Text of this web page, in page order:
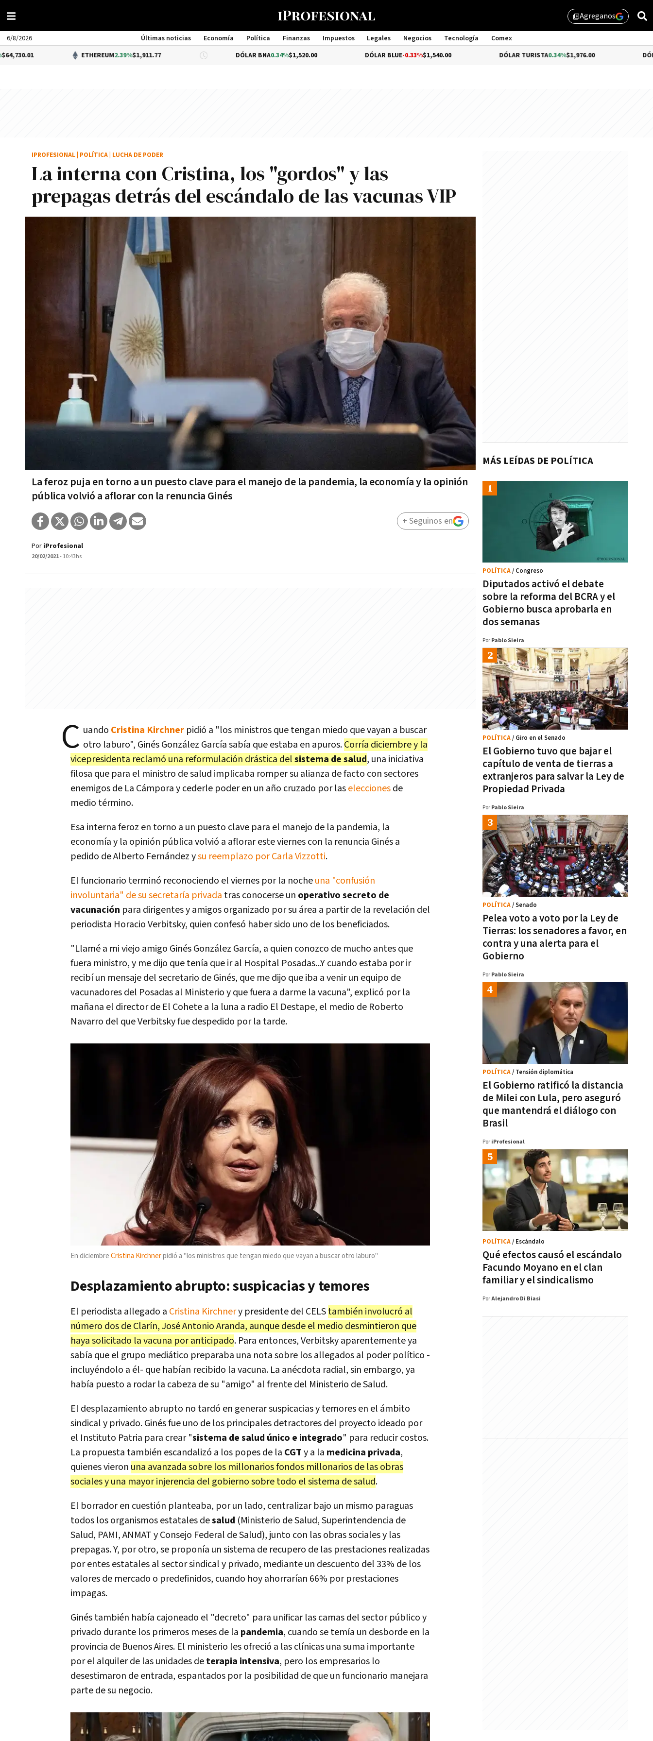
library_addAgreganos
6/8/2026 Últimas noticias Economía Política Finanzas Impuestos Legales Negocios Tecnología
Comex
Management
2.39%$1,911.77 DÓLAR BNA 0.34%$1,520.00 -0.33%$1,540.00 DÓLAR TURISTA0.34% $1,976.00 -0.54%
La interna con Cristina, los "gordos" y las
prepagas detrás del escándalo de las vacunas VIP
La feroz puja en torno a un puesto clave para el manejo de la pandemia, la economía y la opinión
pública volvió a aflorar con la renuncia Ginés
IPROFESIONAL POLÍTICA LUCHA DE PODER
Por iProfesional
20/02/2021- 10:43hs
+ Seguinos en
C uando Cristina Kirchner pidió a "los ministros que tengan miedo que vayan a buscar
otro laburo", Ginés González García sabía que estaba en apuros.Corría diciembre y la
vicepresidenta reclamó una reformulación drástica delsistema de salud, una iniciativa
filosa que para el ministro de salud implicaba romper su alianza de facto con sectores
enemigos de La Cámpora y cederle poder en un año cruzado por laseleccionesde
medio término.
Esa interna feroz en torno a un puesto clave para el manejo de la pandemia, la
economía y la opinión pública volvió a aflorar este viernes con la renuncia Ginés a
pedido de Alberto Fernández ysu reemplazo por Carla Vizzotti.
El funcionario terminó reconociendo el viernes por la nocheuna "confusión
involuntaria" de su secretaría privada tras conocerse un operativo secreto de
vacunación para dirigentes y amigos organizado por su área a partir de la revelación del
periodista Horacio Verbitsky, quien confesó haber sido uno de los beneficiados.
"Llamé a mi viejo amigo Ginés González García, a quien conozco de mucho antes que
fuera ministro, y me dijo que tenía que ir al Hospital Posadas...Y cuando estaba por ir
recibí un mensaje del secretario de Ginés, que me dijo que iba a venir un equipo de
vacunadores del Posadas al Ministerio y que fuera a darme la vacuna", explicó por la
mañana el director de El Cohete a la luna a radio El Destape, el medio de Roberto
Navarro del que Verbitsky fue despedido por la tarde.
En diciembre Cristina Kirchnerpidió a "los ministros que tengan miedo que vayan a buscar otro laburo"
Desplazamiento abrupto: suspicacias y temores
El periodista allegado a Cristina Kirchnery presidente del CELStambién involucró al
número dos de Clarín, José Antonio Aranda, aunque desde el medio desmintieron que
haya solicitado la vacuna por anticipado. Para entonces, Verbitsky aparentemente ya
sabía que el grupo mediático preparaba una nota sobre los allegados al poder político -
incluyéndolo a él- que habían recibido la vacuna. La anécdota radial, sin embargo, ya
había puesto a rodar la cabeza de su "amigo" al frente del Ministerio de Salud.
El desplazamiento abrupto no tardó en generar suspicacias y temores en el ámbito
sindical y privado. Ginés fue uno de los principales detractores del proyecto ideado por
el Instituto Patria para crear "sistema de salud único e integrado" para reducir costos.
La propuesta también escandalizó a los popes de la CGTy a la medicina privada,
quienes vieron una avanzada sobre los millonarios fondos millonarios de las obras
sociales y una mayor injerencia del gobierno sobre todo el sistema de salud.
El borrador en cuestión planteaba, por un lado, centralizar bajo un mismo paraguas
todos los organismos estatales desalud (Ministerio de Salud, Superintendencia de
Salud, PAMI, ANMAT y Consejo Federal de Salud), junto con las obras sociales y las
prepagas. Y, por otro, se proponía un sistema de recupero de las prestaciones realizadas
por entes estatales al sector sindical y privado, mediante un descuento del 33% de los
valores de mercado o predefinidos, cuando hoy ahorrarían 66% por prestaciones
impagas.
Ginés también había cajoneado el "decreto" para unificar las camas del sector público y
privado durante los primeros meses de la pandemia, cuando se temía un desborde en la
provincia de Buenos Aires. El ministerio les ofreció a las clínicas una suma importante
por el alquiler de las unidades deterapia intensiva, pero los empresarios lo
desestimaron de entrada, espantados por la posibilidad de que un funcionario manejara
parte de su negocio.
MÁS LEÍDAS DE POLÍTICA
Diputados activó el debate
sobre la reforma del BCRA y el
Gobierno busca aprobarla en
dos semanas
POLÍTICA/ Congreso
Por Pablo Sieira
El Gobierno tuvo que bajar el
capítulo de venta de tierras a
extranjeros para salvar la Ley de
Propiedad Privada
POLÍTICA/ Giro en el Senado
Por Pablo Sieira
Pelea voto a voto por la Ley de
Tierras: los senadores a favor, en
contra y una alerta para el
Gobierno
POLÍTICA/ Senado
Por Pablo Sieira
El Gobierno ratificó la distancia
de Milei con Lula, pero aseguró
que mantendrá el diálogo con
Brasil
POLÍTICA/ Tensión diplomática
Por iProfesional
Qué efectos causó el escándalo
Facundo Moyano en el clan
familiar y el sindicalismo
POLÍTICA/ Escándalo
PorAlejandro Di Biasi